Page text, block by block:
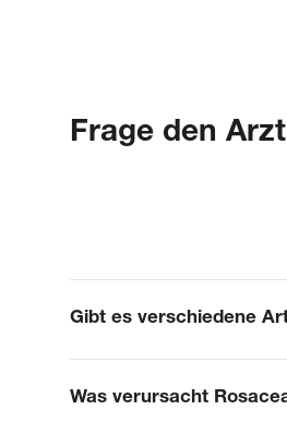
Frage den
Gibt es verschiedene
Was verursacht